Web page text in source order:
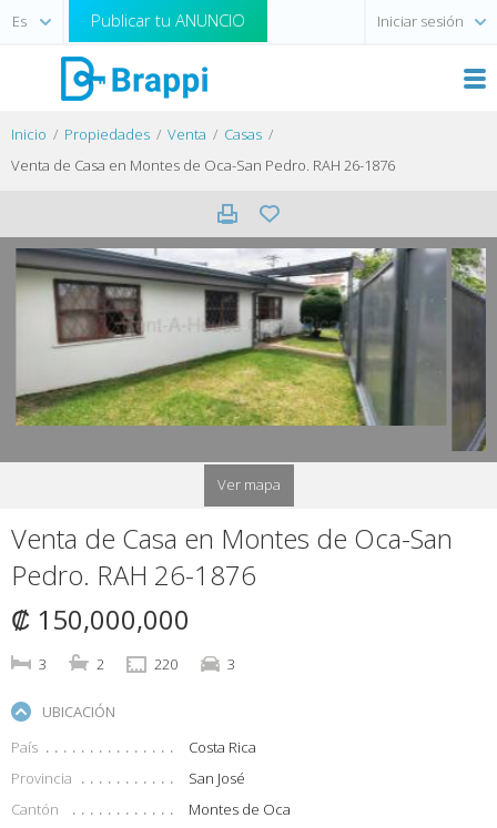
Publicar tu ANUNCIO Iniciar sesión
Inicio Propiedades Venta
Casas
Venta de Casa en Montes de Oca-San Pedro. RAH 26-1876
Ver mapa
Venta de Casa en Montes de Oca-San
Pedro. RAH 26-1876
₡ 150,000,000
3 2 220 3
UBICACIÓN
País
Costa Rica
Provincia
San José
Cantón
Montes de Oca